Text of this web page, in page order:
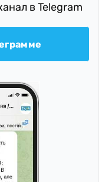
в Telegram